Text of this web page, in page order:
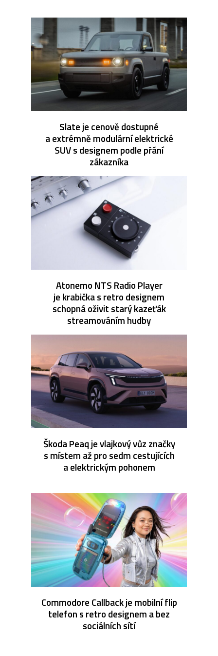
Slate je cenově dostupné
a extrémně modulární elektrické
SUV s designem podle přání
zákazníka
Atonemo NTS Radio Player
je krabička s retro designem
schopná oživit starý kazeťák
streamováním hudby
Škoda Peaq je vlajkový vůz značky
s místem až pro sedm cestujících
a elektrickým pohonem
Commodore Callback je mobilní flip
telefon s retro designem a bez
sociálních sítí